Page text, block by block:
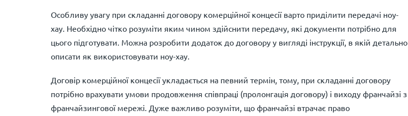
Особливу увагу при складанні договору комерційної концесії варто приділити передачі ноу-
хау. Необхідно чітко розуміти яким чином здійснити передачу, які документи потрібно для
цього підготувати. Можна розробити додаток до договору у вигляді інструкції, в якій детально
описати як використовувати ноу-хау.
Договір комерційної концесії укладається на певний термін, тому, при складанні договору
потрібно врахувати умови продовження співпраці (пролонгація договору) і виходу франчайзі з
франчайзингової мережі. Дуже важливо розуміти, що франчайзі втрачає право